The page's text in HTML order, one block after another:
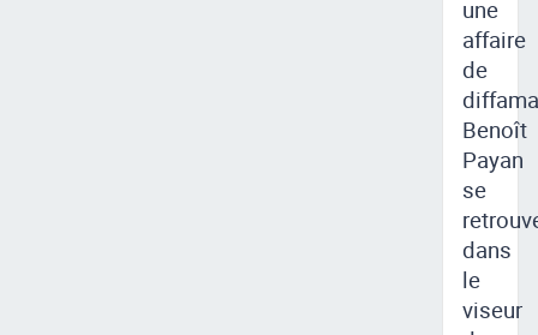
une
affaire
de
Benoît
Payan
se
dans
le
viseur